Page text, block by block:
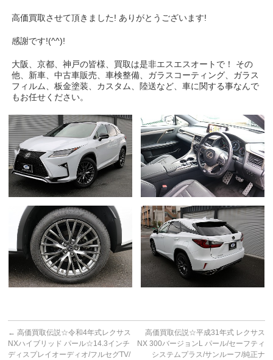
高価買取させて頂きました! ありがとうございます!
感謝です!(^^)!
大阪、京都、神戸の皆様、買取は是非エスエスオートで！ その
他、新車、中古車販売、車検整備、ガラスコーティング、ガラス
フィルム、板金塗装、カスタム、陸送など、車に関する事なんで
もお任せください。
← 高価買取伝説☆令和4年式レクサス
NXハイブリッド パール☆14.3インチ
ディスプレイオーディオ/フルセグTV/
高価買取伝説☆平成31年式 レクサス
NX 300バージョンL パール/セーフティ
システムプラス/サンルーフ/純正ナ